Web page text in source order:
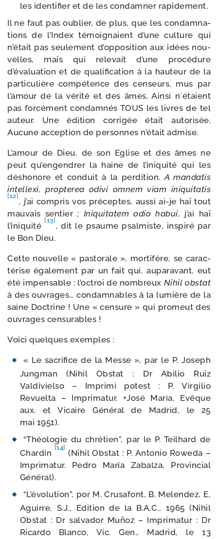
les iden­ti­fier et de les condam­ner rapidement.
Il ne faut pas oublier, de plus, que les condam­na­
tions de l’Index témoi­gnaient d’une culture qui
n’était pas seule­ment d’opposition aux idées nou­
velles, mais qui rele­vait d’une pro­cé­dure
d’évaluation et de qua­li­fi­ca­tion à la hau­teur de la
par­ti­cu­lière com­pé­tence des cen­seurs, mus par
l’amour de la véri­té et des âmes. Ainsi n´étaient
pas for­cé­ment condam­nés TOUS les livres de tel
auteur. Une édi­tion cor­ri­gée était auto­ri­sée.
Aucune accep­tion de per­sonnes n’était admise.
L’amour de Dieu, de son Eglise et des âmes ne
peut qu’engendrer la haine de l’iniquité qui les
désho­nore et conduit à la per­di­tion.A man­da­tis
intel­lexi, prop­te­rea odi­vi omnem viam ini­qui­ta­tis
[12]
, j’ai com­pris vos pré­ceptes, aus­si ai-​je haï tout
mau­vais sen­tier; Iniquitatem odio habui, j’ai haï
l’iniquité
[13]
, dit le psaume psal­miste, ins­pi­ré par
le Bon Dieu.
Cette nou­velle « pas­to­rale », mor­ti­fère, se carac­
té­rise éga­le­ment par un fait qui, aupa­ra­vant, eut
été impen­sable : l’octroi de nom­breux Nihil obs­tat
à des ouvrages… condam­nables à la lumière de la
saine Doctrine ! Une « cen­sure » qui pro­meut des
ouvrages censurables !
Voici quelques exemples :
« Le sacri­fice de la Messe », par le P. Joseph
Jungman (Nihil Obstat : Dr Abilio Ruiz
Valdivielso – Imprimi potest : P. Virgilio
Revuelta – Imprimatur. +José María, Evêque
aux. et Vicaire Général de Madrid, le 25
mai 1951).
“Théologie du chré­tien”, par le P. Teilhard de
Chardin
[14]
(Nihil Obstat : P. Antonio Roweda –
Imprimatur. Pedro María Zabalza, Provincial
Général).
“L’évolution”, por M. Crusafont, B. Melendez, E,
Aguirre, S.J., Edition de la B.A.C., 1965 (Nihil
Obstat : Dr sal­va­dor Muñoz – Imprimatur : Dr
Ricardo Blanco, Vic. Gen., Madrid, le 13